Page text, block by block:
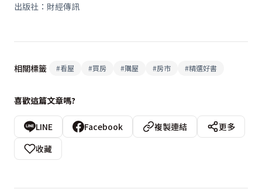
出版社：財經傳訊
相關標籤 #看屋 #買房 #購屋 #房市 #精選好書
喜歡這篇文章嗎?
LINE Facebook 複製連結
更多
收藏